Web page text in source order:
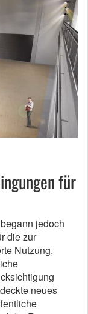
für
jedoch
die zur
Nutzung,
neues